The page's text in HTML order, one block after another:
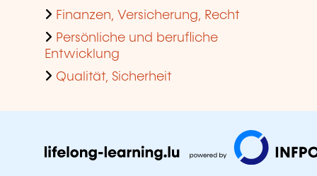
Finanzen, Versicherung, Recht
Persönliche und berufliche
Entwicklung
Qualität, Sicherheit